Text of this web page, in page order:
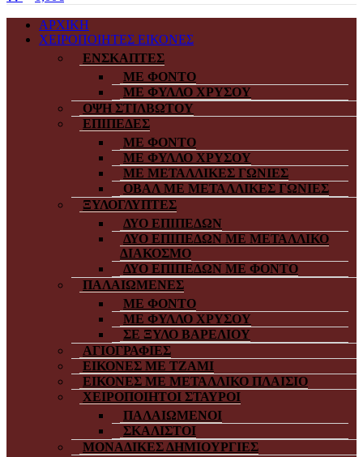
ΑΡΧΙΚΗ
ΧΕΙΡΟΠΟΙΗΤΕΣ ΕΙΚΟΝΕΣ
ΕΝΣΚΑΠΤΕΣ
ΜΕ ΦΟΝΤΟ
ΜΕ ΦΥΛΛΟ ΧΡΥΣΟΥ
ΟΨΗ ΣΤΙΛΒΩΤΟΥ
ΕΠΙΠΕΔΕΣ
ΜΕ ΦΟΝΤΟ
ΜΕ ΦΥΛΛΟ ΧΡΥΣΟΥ
ΜΕ ΜΕΤΑΛΛΙΚΕΣ ΓΩΝΙΕΣ
ΟΒΑΛ ΜΕ ΜΕΤΑΛΛΙΚΕΣ ΓΩΝΙΕΣ
ΞΥΛΟΓΛΥΠΤΕΣ
ΔΥΟ ΕΠΙΠΕΔΩΝ
ΔΥΟ ΕΠΙΠΕΔΩΝ ΜΕ ΜΕΤΑΛΛΙΚΟ
ΔΙΑΚΟΣΜΟ
ΔΥΟ ΕΠΙΠΕΔΩΝ ΜΕ ΦΟΝΤΟ
ΠΑΛΑΙΩΜΕΝΕΣ
ΜΕ ΦΟΝΤΟ
ΜΕ ΦΥΛΛΟ ΧΡΥΣΟΥ
ΣΕ ΞΥΛΟ ΒΑΡΕΛΙΟΥ
ΑΓΙΟΓΡΑΦΙΕΣ
ΕΙΚΟΝΕΣ ΜΕ ΤΖΑΜΙ
ΕΙΚΟΝΕΣ ΜΕ ΜΕΤΑΛΛΙΚΟ ΠΛΑΙΣΙΟ
ΧΕΙΡΟΠΟΙΗΤΟΙ ΣΤΑΥΡΟΙ
ΠΑΛΑΙΩΜΕΝΟΙ
ΣΚΑΛΙΣΤΟΙ
ΜΟΝΑΔΙΚΕΣ ΔΗΜΙΟΥΡΓΙΕΣ